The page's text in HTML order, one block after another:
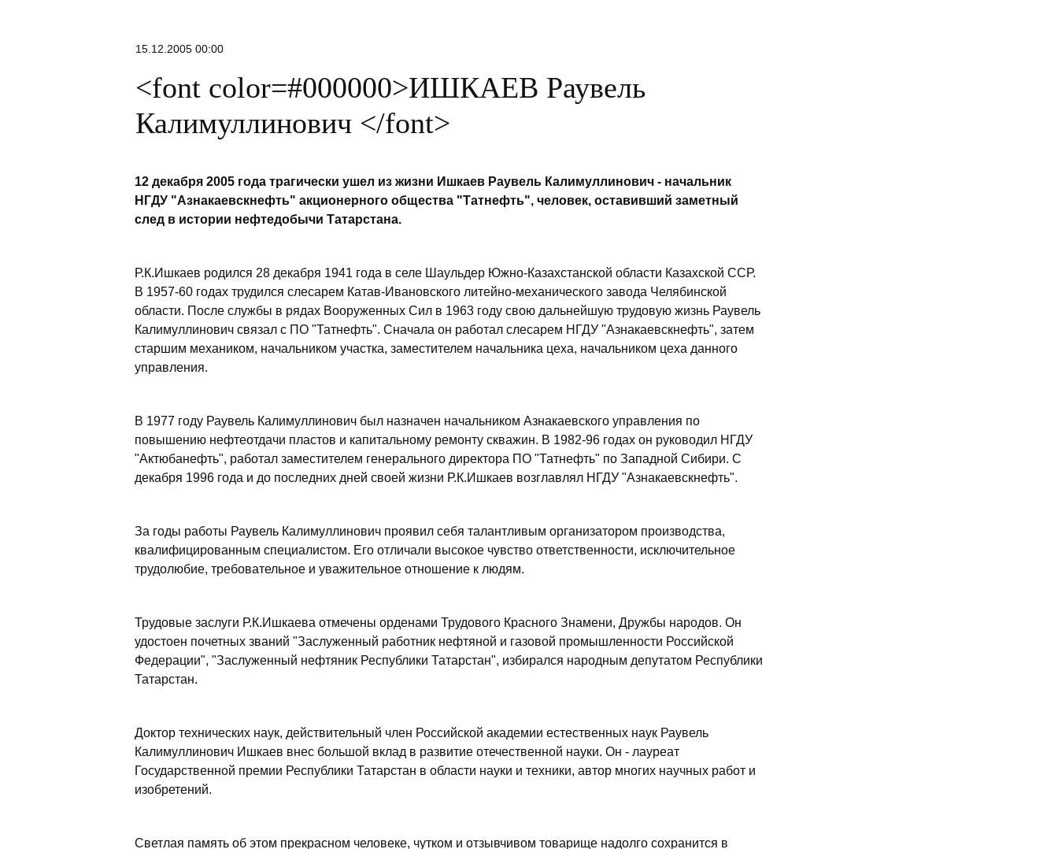
15.12.2005 00:00
<font color=#000000>ИШКАЕВ Раувель
Калимуллинович </font>
12 декабря 2005 года трагически ушел из жизни Ишкаев Раувель Калимуллинович - начальник
НГДУ "Азнакаевскнефть" акционерного общества "Татнефть", человек, оставивший заметный
след в истории нефтедобычи Татарстана.
Р.К.Ишкаев родился 28 декабря 1941 года в селе Шаульдер Южно-Казахстанской области Казахской ССР.
В 1957-60 годах трудился слесарем Катав-Ивановского литейно-механического завода Челябинской
области. После службы в рядах Вооруженных Сил в 1963 году свою дальнейшую трудовую жизнь Раувель
Калимуллинович связал с ПО "Татнефть". Сначала он работал слесарем НГДУ "Азнакаевскнефть", затем
старшим механиком, начальником участка, заместителем начальника цеха, начальником цеха данного
управления.
В 1977 году Раувель Калимуллинович был назначен начальником Азнакаевского управления по
повышению нефтеотдачи пластов и капитальному ремонту скважин. В 1982-96 годах он руководил НГДУ
"Актюбанефть", работал заместителем генерального директора ПО "Татнефть" по Западной Сибири. С
декабря 1996 года и до последних дней своей жизни Р.К.Ишкаев возглавлял НГДУ "Азнакаевскнефть".
За годы работы Раувель Калимуллинович проявил себя талантливым организатором производства,
квалифицированным специалистом. Его отличали высокое чувство ответственности, исключительное
трудолюбие, требовательное и уважительное отношение к людям.
Трудовые заслуги Р.К.Ишкаева отмечены орденами Трудового Красного Знамени, Дружбы народов. Он
удостоен почетных званий "Заслуженный работник нефтяной и газовой промышленности Российской
Федерации", "Заслуженный нефтяник Республики Татарстан", избирался народным депутатом Республики
Татарстан.
Доктор технических наук, действительный член Российской академии естественных наук Раувель
Калимуллинович Ишкаев внес большой вклад в развитие отечественной науки. Он - лауреат
Государственной премии Республики Татарстан в области науки и техники, автор многих научных работ и
изобретений.
Светлая память об этом прекрасном человеке, чутком и отзывчивом товарище надолго сохранится в